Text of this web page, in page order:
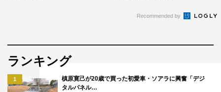
Recommended by
ランキング
1
槙原寛己が20歳で買った初愛車・ソアラに興奮「デジ
タルパネル…